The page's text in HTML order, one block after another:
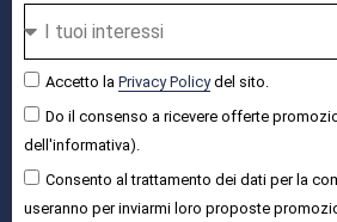
Accetto la Privacy Policydel sito.
Do il consenso a ricevere offerte
dell'informativa).
Consento al trattamento dei dati per la
useranno per inviarmi loro proposte